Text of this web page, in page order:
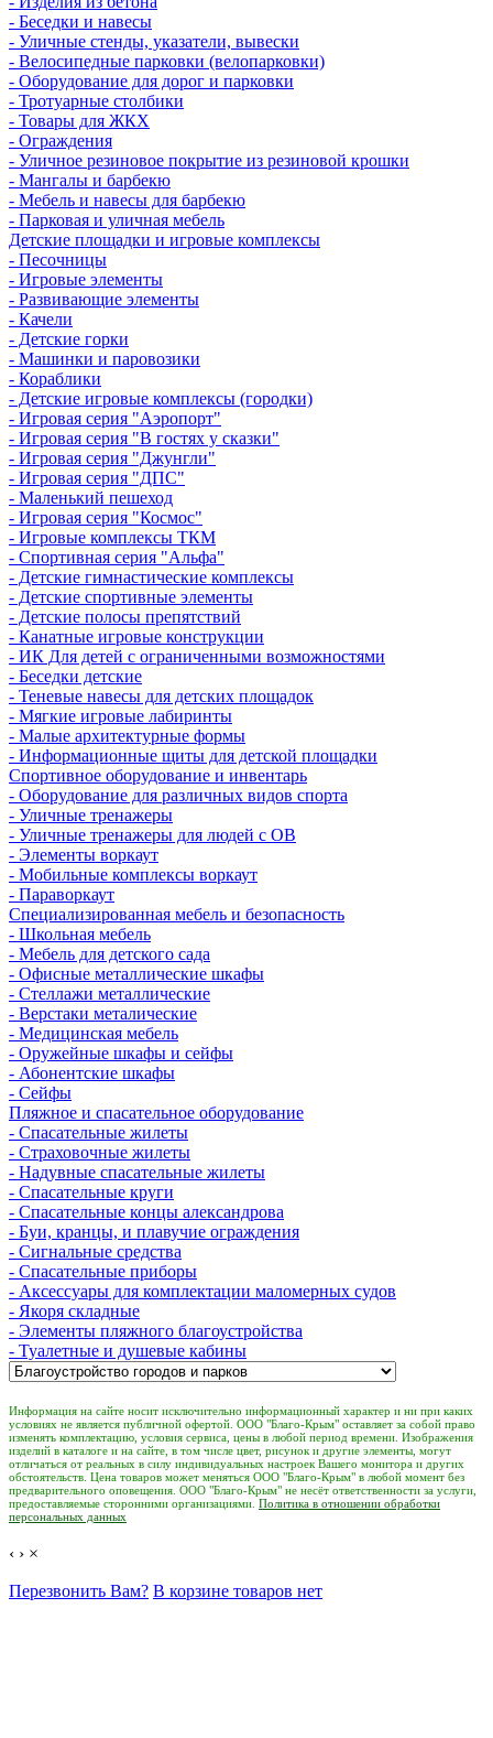
- Беседки и навесы
- Уличные стенды, указатели, вывески
- Велосипедные парковки (велопарковки)
- Оборудование для дорог и парковки
- Тротуарные столбики
- Товары для ЖКХ
- Ограждения
- Уличное резиновое покрытие из резиновой крошки
- Мангалы и барбекю
- Мебель и навесы для барбекю
- Парковая и уличная мебель
Детские площадки и игровые комплексы
- Песочницы
- Игровые элементы
- Развивающие элементы
- Качели
- Детские горки
- Машинки и паровозики
- Кораблики
- Детские игровые комплексы (городки)
- Игровая серия "Аэропорт"
- Игровая серия "В гостях у сказки"
- Игровая серия "Джунгли"
- Игровая серия "ДПС"
- Маленький пешеход
- Игровая серия "Космос"
- Игровые комплексы ТКМ
- Спортивная серия "Альфа"
- Детские гимнастические комплексы
- Детские спортивные элементы
- Детские полосы препятствий
- Канатные игровые конструкции
- ИК Для детей с ограниченными возможностями
- Беседки детские
- Теневые навесы для детских площадок
- Мягкие игровые лабиринты
- Малые архитектурные формы
- Информационные щиты для детской площадки
Спортивное оборудование и инвентарь
- Оборудование для различных видов спорта
- Уличные тренажеры
- Уличные тренажеры для людей с ОВ
- Элементы воркаут
- Мобильные комплексы воркаут
- Параворкаут
Cпециализированная мебель и безопасность
- Школьная мебель
- Мебель для детского сада
- Офисные металлические шкафы
- Стеллажи металлические
- Верстаки металические
- Медицинская мебель
- Оружейные шкафы и сейфы
- Абонентские шкафы
- Сейфы
Пляжное и спасательное оборудование
- Спасательные жилеты
- Страховочные жилеты
- Надувные спасательные жилеты
- Спасательные круги
- Спасательные концы александрова
- Буи, кранцы, и плавучие ограждения
- Сигнальные средства
- Спасательные приборы
- Аксессуары для комплектации маломерных судов
- Якоря складные
- Элементы пляжного благоустройства
- Туалетные и душевые кабины
Информация на сайте носит исключительно информационный характер и ни при каких
условиях не является публичной офертой. ООО "Благо-Крым" оставляет за собой право
изменять комплектацию, условия сервиса, цены в любой период времени. Изображения
изделий в каталоге и на сайте, в том числе цвет, рисунок и другие элементы, могут
отличаться от реальных в силу индивидуальных настроек Вашего монитора и других
обстоятельств. Цена товаров может меняться ООО "Благо-Крым" в любой момент без
предварительного оповещения. ООО "Благо-Крым" не несёт ответственности за услуги,
предоставляемые сторонними организациями. Политика в отношении обработки
персональных данных
‹ › ×
Перезвонить Вам? В корзине товаров нет